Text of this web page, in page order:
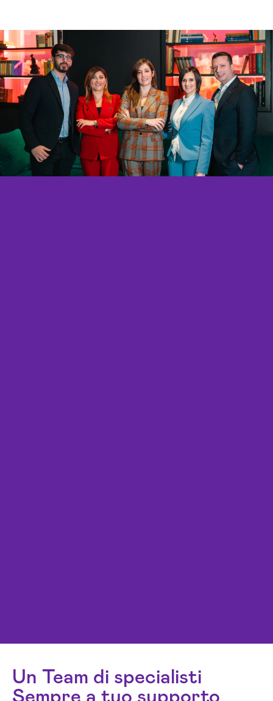
Un Team di specialisti